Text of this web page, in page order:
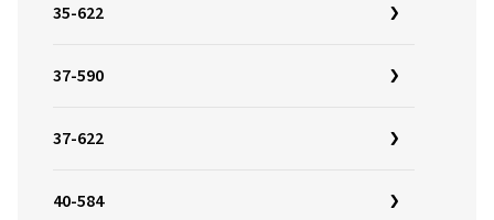
35-622
37-590
37-622
40-584